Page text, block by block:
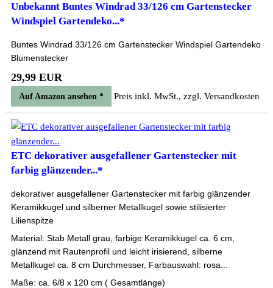
Unbekannt Buntes Windrad 33/126 cm Gartenstecker
Windspiel Gartendeko...*
Buntes Windrad 33/126 cm Gartenstecker Windspiel Gartendeko
Blumenstecker
29,99 EUR
Auf Amazon ansehen * Preis inkl. MwSt., zzgl. Versandkosten
ETC dekorativer ausgefallener Gartenstecker mit
farbig glänzender...*
dekorativer ausgefallener Gartenstecker mit farbig glänzender
Keramikkugel und silberner Metallkugel sowie stilisierter
Lilienspitze
Material: Stab Metall grau, farbige Keramikkugel ca. 6 cm,
glänzend mit Rautenprofil und leicht irisierend, silberne
Metallkugel ca. 8 cm Durchmesser, Farbauswahl: rosa...
Maße: ca. 6/8 x 120 cm ( Gesamtlänge)